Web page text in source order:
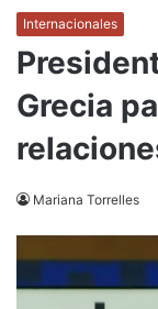
Internacionales
Grecia
Mariana Torrelles